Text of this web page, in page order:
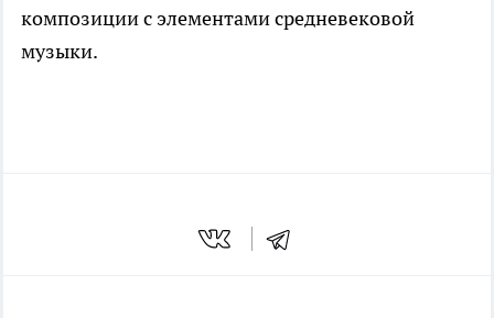
композиции с элементами средневековой
музыки.